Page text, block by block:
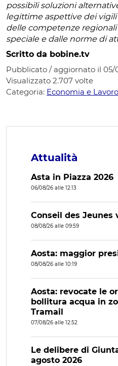
possibili soluzioni
legittime aspettive dei
delle competenze
speciale e dalle norme di
Scritto da bobine.tv
Pubblicato / aggiornato il 05/
Visualizzato 2.707 volte
Categoria: Economia e Lavoro
Attualità
Asta in Piazza 2026
06/08/26 alle 12:13
Conseil des Jeunes
08/08/26 alle 09:59
Aosta: maggior
08/08/26 alle 10:19
Aosta: revocate le
bollitura acqua in
Tramail
07/08/26 alle 12:52
Le delibere di
agosto 2026